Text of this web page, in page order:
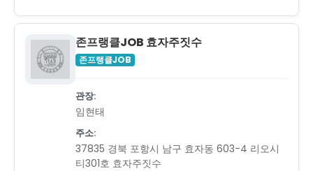
존프랭클JOB 효자주짓수
존프랭클JOB
관장:
임현태
주소:
37835 경북 포항시 남구 효자동 603-4 리오시
티301호 효자주짓수